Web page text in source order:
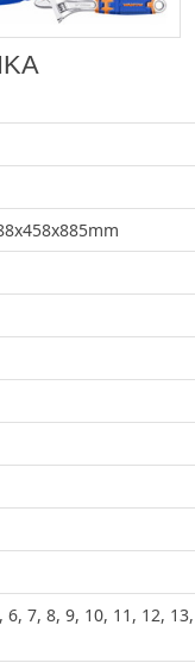
6, 7, 8, 9, 10, 11, 12, 13,